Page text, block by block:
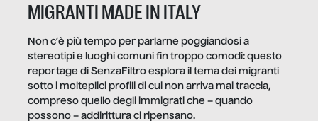
MIGRANTI MADE IN ITALY
Non c’è più tempo per parlarne poggiandosi a
stereotipi e luoghi comuni fin troppo comodi: questo
reportage di SenzaFiltro esplora il tema dei migranti
sotto i molteplici profili di cui non arriva mai traccia,
compreso quello degli immigrati che – quando
possono – addirittura ci ripensano.